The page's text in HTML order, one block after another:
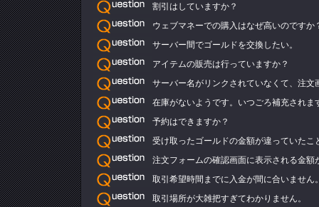
割引はしていますか？
ウェブマネーでの購入はなぜ高いのですか
サーバー間でゴールドを交換したい。
アイテムの販売は行っていますか？
サーバー名がリンクされていなくて、注文
在庫がないようです。いつごろ補充されま
予約はできますか？
受け取ったゴールドの金額が違っていたこ
注文フォームの確認画面に表示される金
取引希望時間までに入金が間に合いません
取引場所が大雑把すぎてわかりません。